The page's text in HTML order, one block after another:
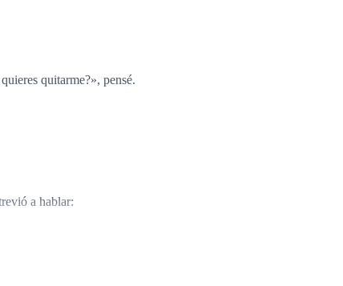
quitarme?», pensé.
a hablar: